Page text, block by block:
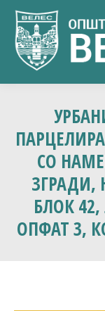
СО
ЗГРАДИ,
БЛОК
ОПФАТ 3,